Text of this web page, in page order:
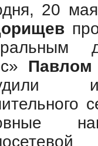
20
Павлом